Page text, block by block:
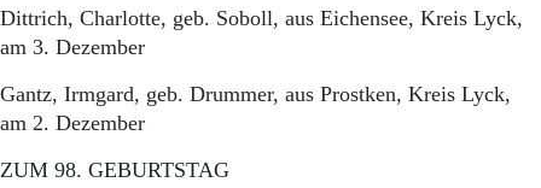
Leben
Pommern
Danzig und Westpreußen
Dittrich, Charlotte, geb. Soboll, aus Eichensee, Kreis Lyck,
am 3. Dezember
Gantz, Irmgard, geb. Drummer, aus Prostken, Kreis Lyck,
am 2. Dezember
ZUM 98. GEBURTSTAG